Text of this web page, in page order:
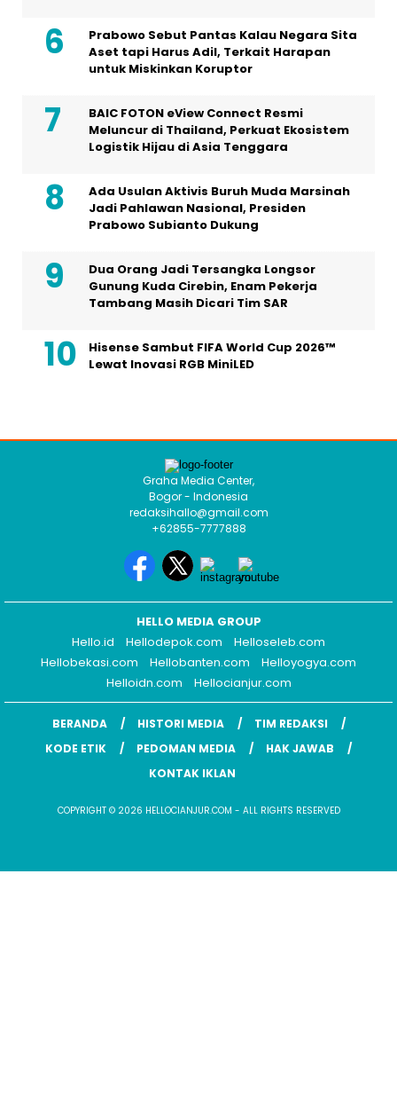
Prabowo Sebut Pantas Kalau Negara Sita
Aset tapi Harus Adil, Terkait Harapan
untuk Miskinkan Koruptor
BAIC FOTON eView Connect Resmi
Meluncur di Thailand, Perkuat Ekosistem
Logistik Hijau di Asia Tenggara
Ada Usulan Aktivis Buruh Muda Marsinah
Jadi Pahlawan Nasional, Presiden
Prabowo Subianto Dukung
Dua Orang Jadi Tersangka Longsor
Gunung Kuda Cirebin, Enam Pekerja
Tambang Masih Dicari Tim SAR
Hisense Sambut FIFA World Cup 2026™
Lewat Inovasi RGB MiniLED
Graha Media Center,
Bogor - Indonesia
redaksihallo@gmail.com
+62855-7777888
HELLO MEDIA GROUP
Hello.id
Hellodepok.com
Helloseleb.com
Hellobekasi.com
Hellobanten.com
Helloyogya.com
Helloidn.com
Hellocianjur.com
BERANDA HISTORI MEDIA
TIM REDAKSI
KODE ETIK
PEDOMAN MEDIA
HAK JAWAB
KONTAK IKLAN
COPYRIGHT © 2026 HELLOCIANJUR.COM - ALL RIGHTS RESERVED